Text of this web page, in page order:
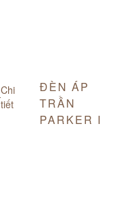
Chi
tiết
ĐÈN ÁP
TRẦN
PARKER I